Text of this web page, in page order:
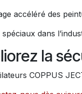
accéléré des
spéciaux dans
la
COPPUS